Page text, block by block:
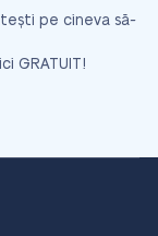
pe cineva să-
GRATUIT!